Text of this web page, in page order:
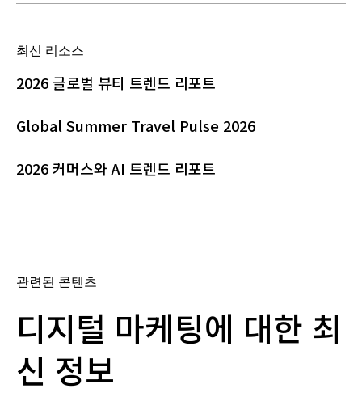
최신 리소스
2026 글로벌 뷰티 트렌드 리포트
Global Summer Travel Pulse 2026
2026 커머스와 AI 트렌드 리포트
관련된 콘텐츠
디지털 마케팅에 대한 최
신 정보